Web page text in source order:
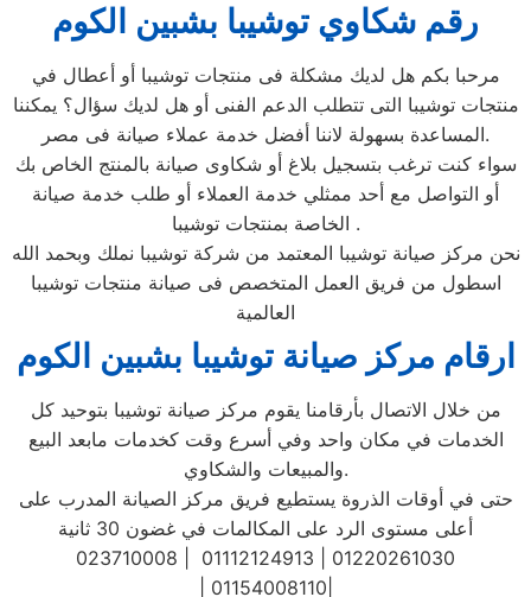
رقم شكاوي توشيبا بشبين الكوم
مرحبا بكم هل لديك مشكلة فى منتجات توشيبا أو أعطال في
منتجات توشيبا التى تتطلب الدعم الفنى أو هل لديك سؤال؟ يمكننا
المساعدة بسهولة لاننا أفضل خدمة عملاء صيانة فى مصر.
سواء كنت ترغب بتسجيل بلاغ أو شكاوى صيانة بالمنتج الخاص بك
أو التواصل مع أحد ممثلي خدمة العملاء أو طلب خدمة صيانة
الخاصة بمنتجات توشيبا .
نحن مركز صيانة توشيبا المعتمد من شركة توشيبا نملك وبحمد الله
اسطول من فريق العمل المتخصص فى صيانة منتجات توشيبا
العالمية
ارقام مركز صيانة توشيبا بشبين الكوم
من خلال الاتصال بأرقامنا يقوم مركز صيانة توشيبا بتوحيد كل
الخدمات في مكان واحد وفي أسرع وقت كخدمات مابعد البيع
والمبيعات والشكاوي.
حتى في أوقات الذروة يستطيع فريق مركز الصيانة المدرب على
أعلى مستوى الرد على المكالمات في غضون 30 ثانية
023710008 | 01112124913 | 01220261030
| 01154008110|